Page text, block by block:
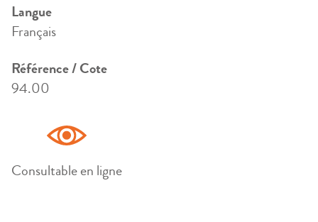
Langue
Français
Référence / Cote
94.00
Consultable en ligne